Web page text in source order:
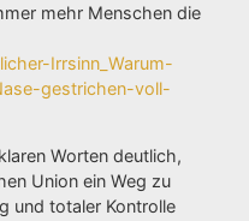
mehr Menschen die
Irrsinn_Warum-
gestrichen-voll-
Worten deutlich,
Union ein Weg zu
und totaler Kontrolle